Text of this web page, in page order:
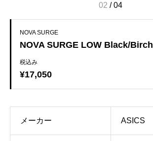
02 /04
NOVA SURGE
NOVA SURGE LOW Black/Birch
税込み
¥17,050
メーカー ASICS